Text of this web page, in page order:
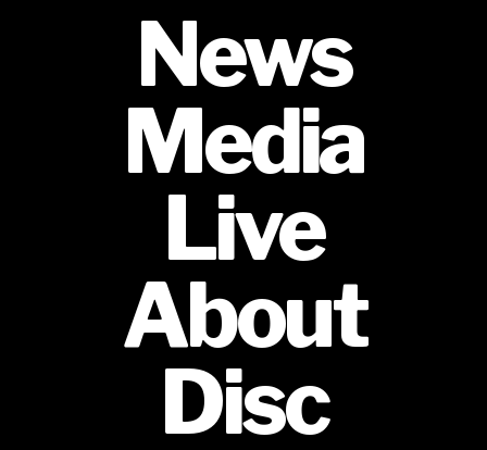
News
Media
Live
About
Disc